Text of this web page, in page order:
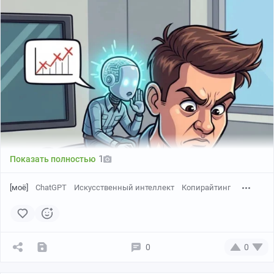
Канал про ИИ, публикую подборки, гайды
понятным языком, мнения — интересный и
полезный контент.
Каждый найдет как сэкономить время и
увеличить продуктивность с нейросетями —
ссылка в профиле пикабу)
Показать полностью 1
[моё] ChatGPT Искусственный интеллект Копирайтинг
0 0